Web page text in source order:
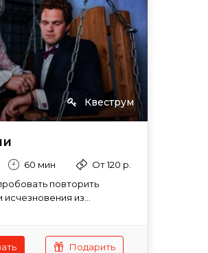
Квеструм
60 мин
От 120 р.
повторить
из...
Подарить